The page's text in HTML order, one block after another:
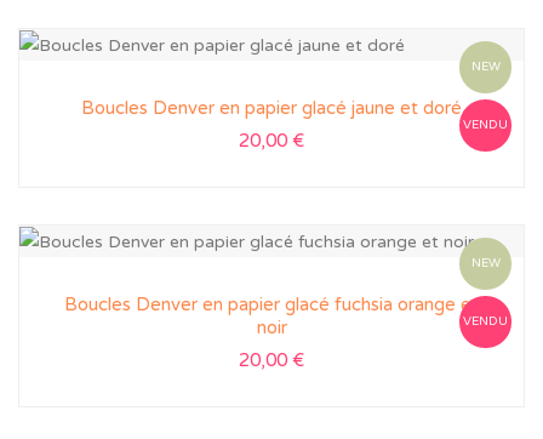
NEW
VENDU
Boucles Denver en papier glacé jaune et doré
20,00 €
NEW
VENDU
Boucles Denver en papier glacé fuchsia orange et
noir
20,00 €